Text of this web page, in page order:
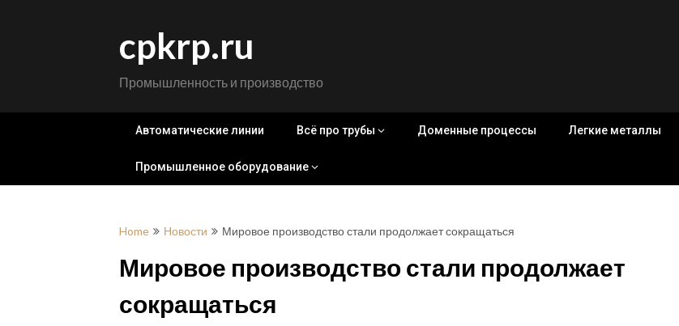
cpkrp.ru
Промышленность и производство
Автоматические линии Всё про трубы Доменные процессы Легкие металлы
Промышленное оборудование
Home Новости Мировое производство стали продолжает сокращаться
Мировое производство стали продолжает
сокращаться